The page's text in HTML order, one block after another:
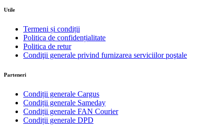
Utile
Termeni și condiții
Politica de confidențialitate
Politica de retur
Condiţii generale privind furnizarea serviciilor poştale
Parteneri
Condiții generale Cargus
Condiții generale Sameday
Condiții generale FAN Courier
Condiții generale DPD